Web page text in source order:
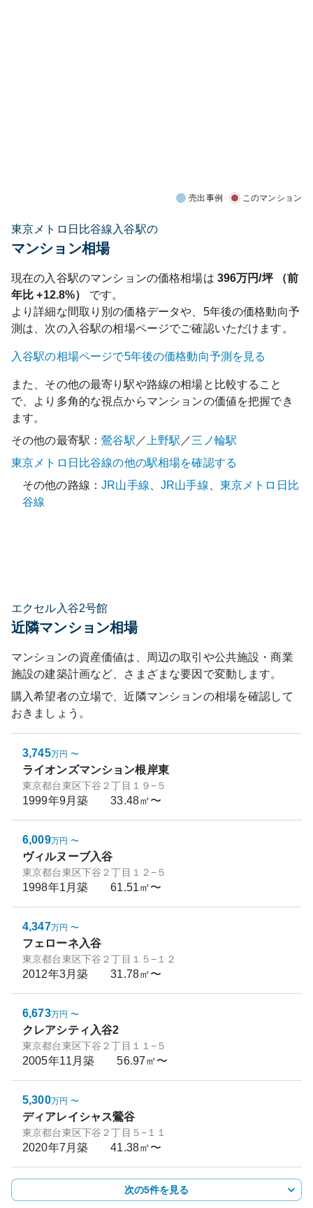
売出事例 このマンション
東京メトロ日比谷線入谷駅の
マンション相場
現在の入谷駅のマンションの価格相場は 396万円/坪 （前
年比+12.8%）
です。
より詳細な間取り別の価格データや、5年後の価格動向予
測は、次の入谷駅の相場ページでご確認いただけます。
入谷駅の相場ページで5年後の価格動向予測を見る
また、その他の最寄り駅や路線の相場と比較すること
で、より多角的な視点からマンションの価値を把握でき
ます。
その他の最寄駅：鶯谷駅 ／ 上野駅 ／三ノ輪駅
東京メトロ日比谷線の他の駅相場を確認する
その他の路線：JR山手線 JR山手線
東京メトロ日比
谷線
エクセル入谷2号館
近隣マンション相場
マンションの資産価値は、周辺の取引や公共施設・商業
施設の建築計画など、さまざまな要因で変動します。
購入希望者の立場で、近隣マンションの相場を確認して
おきましょう。
3,745万円 〜
ライオンズマンション根岸東
東京都台東区下谷２丁目１９−５
1999年9月築 33.48㎡〜
6,009万円 〜
ヴィルヌーブ入谷
東京都台東区下谷２丁目１２−５
1998年1月築 61.51㎡〜
4,347万円 〜
フェローネ入谷
東京都台東区下谷２丁目１５−１２
2012年3月築 31.78㎡〜
6,673万円 〜
クレアシティ入谷2
東京都台東区下谷２丁目１１−５
2005年11月築 56.97㎡〜
5,300万円 〜
ディアレイシャス鶯谷
東京都台東区下谷２丁目５−１１
2020年7月築 41.38㎡〜
次の5件を見る